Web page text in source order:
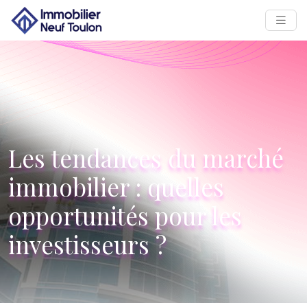
Les tendances du marché
immobilier : quelles
opportunités pour les
investisseurs ?